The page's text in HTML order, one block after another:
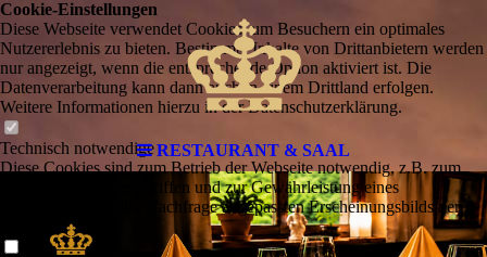
RESTAURANT & SAAL
Cookie-Einstellungen
Diese Webseite verwendet Cookies, um Besuchern ein optimales
Nutzererlebnis zu bieten. Bestimmte Inhalte von Drittanbietern werden
nur angezeigt, wenn die entsprechende Option aktiviert ist. Die
Datenverarbeitung kann dann auch in einem Drittland erfolgen.
Weitere Informationen hierzu in der Datenschutzerklärung.
Technisch notwendige
Diese Cookies sind zum Betrieb der Webseite notwendig, z.B. zum
Schutz vor Hackerangriffen und zur Gewährleistung eines
konsistenten und der Nachfrage angepassten Erscheinungsbilds der